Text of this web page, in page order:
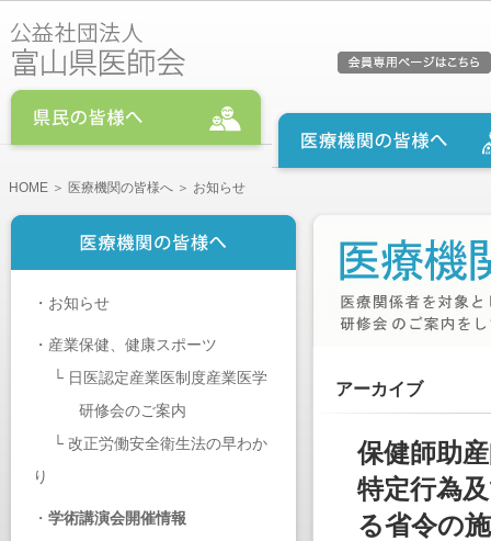
HOME ＞ 医療機関の皆様へ ＞ お知らせ
・ お知らせ
・ 産業保健、健康スポーツ
└ 日医認定産業医制度産業医学
研修会のご案内
└ 改正労働安全衛生法の早わか
り
・ 学術講演会開催情報
アーカイブ
保健師助
特定行為
る省令の